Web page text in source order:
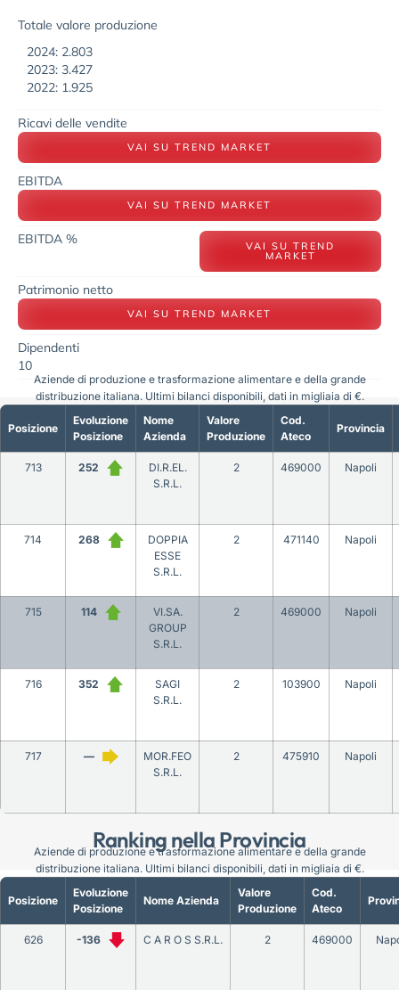
Totale valore produzione
2024: 2.803
2023: 3.427
2022: 1.925
Ricavi delle vendite
VAI SU TREND MARKET
EBITDA
VAI SU TREND MARKET
EBITDA % VAI SU TREND
MARKET
Patrimonio netto
VAI SU TREND MARKET
Dipendenti
10
Ranking nella Provincia
Posizione
Evoluzione
Posizione
Nome
Azienda
Valore
Produzione
Cod.
Ateco
Provincia
713 252
DI.R.EL.
S.R.L.
2 469000 Napoli
714 268
DOPPIA
ESSE
S.R.L.
2 471140 Napoli
715 114
VI.SA.
GROUP
S.R.L.
2 469000 Napoli
716 352
SAGI
S.R.L.
2 103900 Napoli
717 —
MOR.FEO
S.R.L.
2 475910 Napoli
Aziende di produzione e trasformazione alimentare e della grande
distribuzione italiana. Ultimi bilanci disponibili, dati in migliaia di €.
Posizione
Evoluzione
Posizione
Nome Azienda
Valore
Produzione
Cod.
Ateco
626 -136 C A R O S S.R.L. 2 469000
Aziende di produzione e trasformazione alimentare e della grande
distribuzione italiana. Ultimi bilanci disponibili, dati in migliaia di €.